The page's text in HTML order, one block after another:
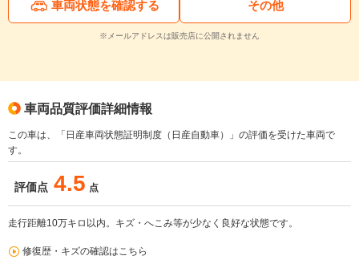
車両状態を確認する その他
※メールアドレスは販売店に公開されません
車両品質評価詳細情報
この車は、「日産車両状態証明制度（日産自動車）」の評価を受けた車両で
す。
評価点 4.5 点
走行距離10万キロ以内。キズ・へこみ等が少なく良好な状態です。
修復歴・キズの確認はこちら